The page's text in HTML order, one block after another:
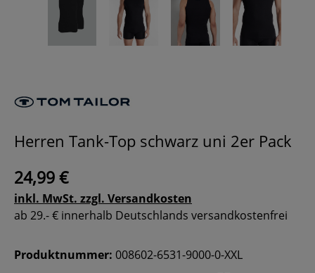
Herren Tank-Top schwarz uni 2er Pack
24,99 €
inkl. MwSt. zzgl. Versandkosten
ab 29.- € innerhalb Deutschlands versandkostenfrei
Produktnummer: 008602-6531-9000-0-XXL